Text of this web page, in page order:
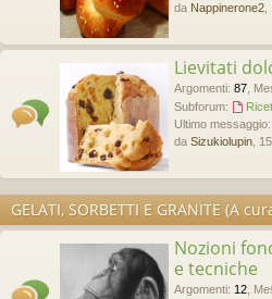
da Nappinerone2
Lievitati
Argomenti: 87
Subforum:
Ultimo messaggio:
da Sizukiolupin ,
GELATI, SORBETTI E GRANITE (A
Nozioni
e tecniche
Argomenti: 12